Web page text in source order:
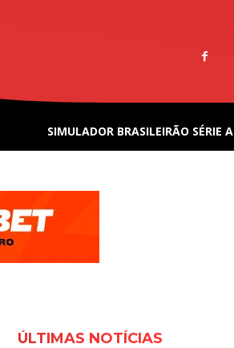
SIMULADOR BRASILEIRÃO SÉRIE A
ÚLTIMAS NOTÍCIAS